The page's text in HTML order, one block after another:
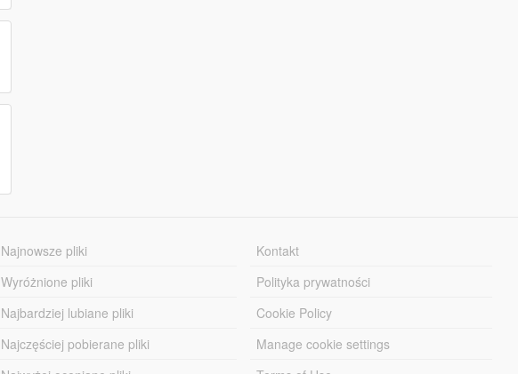
Najnowsze pliki
Wyróżnione pliki
Najbardziej lubiane pliki
Najczęściej pobierane pliki
Kontakt
Polityka prywatności
Cookie Policy
Manage cookie settings